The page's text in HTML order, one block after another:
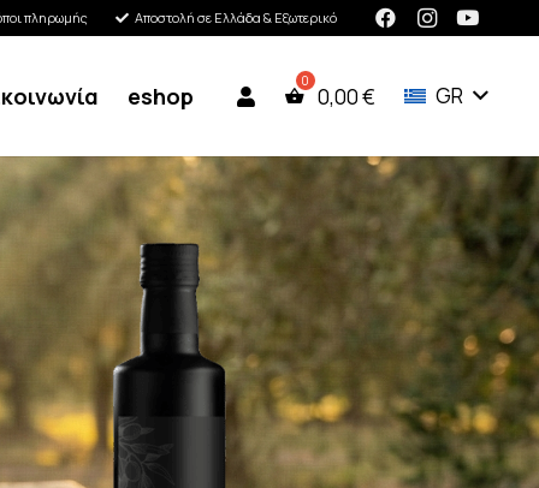
πληρωμής Αποστολή σε Ελλάδα & Εξωτερικό
eshop 0,00€ GR